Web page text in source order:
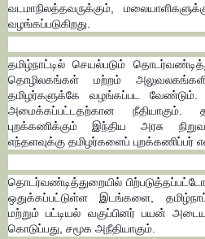
வடமாநிலத்தவருக்கும்,
வழங்கப்படுகிறது.
தமிழ்நாட்டில் செயல்படும்
தொழிலகங்கள் மற்றம்
தமிழர்களுக்கே வழங்கப்பட வேண்டும்.
அமைக்கப்பட்டதற்கான நீதியாகும்.
புறக்கணிக்கும் இந்திய அரசு
எந்தளவுக்கு தமிழர்களைப் புறக்கணிப்பர்
தொடர்வண்டித்துறையில்
ஒதுக்கப்பட்டுள்ள இடங்களை,
மற்றும் பட்டியல் வகுப்பினர் பயன்
கொடுப்பது, சமூக அநீதியாகும்.